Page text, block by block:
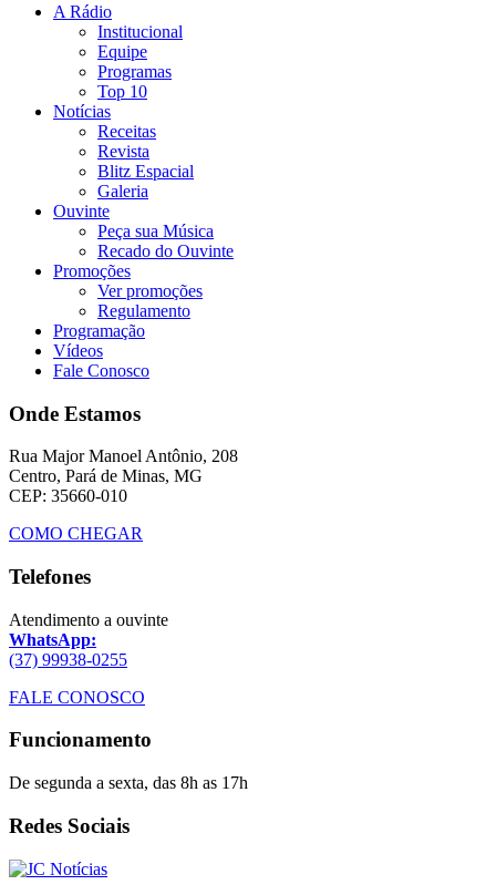
A Rádio
Institucional
Equipe
Programas
Top 10
Notícias
Receitas
Revista
Blitz Espacial
Galeria
Ouvinte
Peça sua Música
Recado do Ouvinte
Promoções
Ver promoções
Regulamento
Programação
Vídeos
Fale Conosco
Onde Estamos
Rua Major Manoel Antônio, 208
Centro, Pará de Minas, MG
CEP: 35660-010
COMO CHEGAR
Telefones
Atendimento a ouvinte
WhatsApp:
(37) 99938-0255
FALE CONOSCO
Funcionamento
De segunda a sexta, das 8h as 17h
Redes Sociais